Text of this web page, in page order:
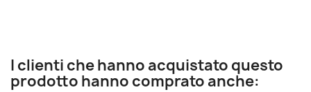
I clienti che hanno acquistato questo
prodotto hanno comprato anche: